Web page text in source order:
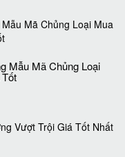
Mẫu Mã Chủng Loại